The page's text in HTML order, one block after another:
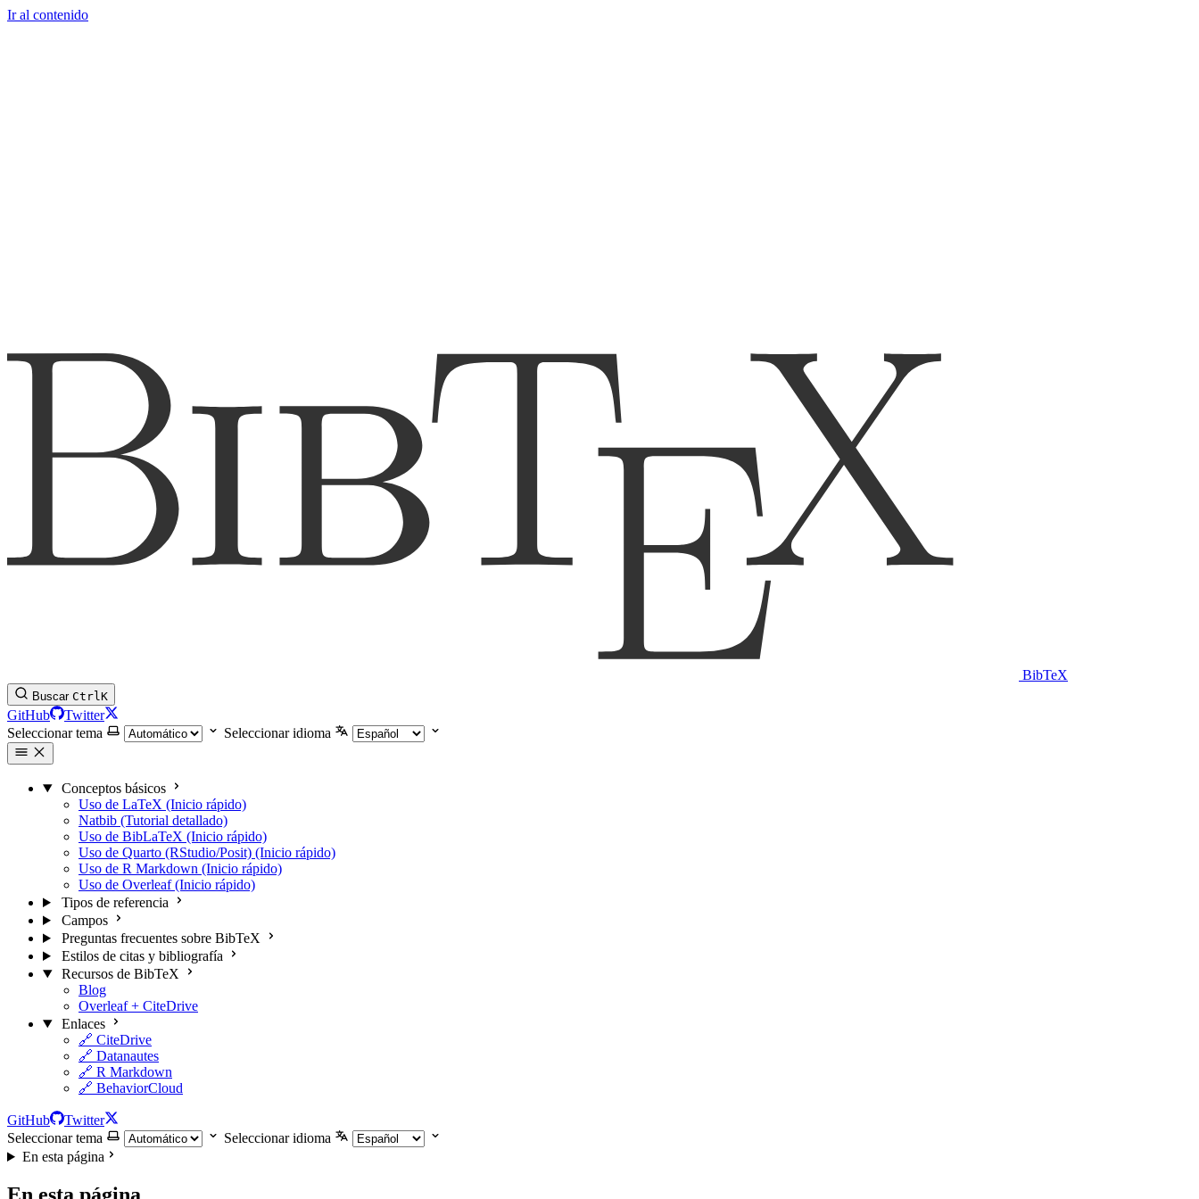
Ir al contenido
BibTeX
Buscar CtrlK
GitHub
Twitter
Seleccionar tema
Seleccionar idioma
Conceptos básicos
Uso de LaTeX (Inicio rápido)
Natbib (Tutorial detallado)
Uso de BibLaTeX (Inicio rápido)
Uso de Quarto (RStudio/Posit) (Inicio rápido)
Uso de R Markdown (Inicio rápido)
Uso de Overleaf (Inicio rápido)
Tipos de referencia
Campos
Preguntas frecuentes sobre BibTeX
Estilos de citas y bibliografía
Recursos de BibTeX
Blog
Overleaf + CiteDrive
Enlaces
🔗 CiteDrive
🔗 Datanautes
🔗 R Markdown
🔗 BehaviorCloud
GitHub
Twitter
Seleccionar tema
Seleccionar idioma
En esta página